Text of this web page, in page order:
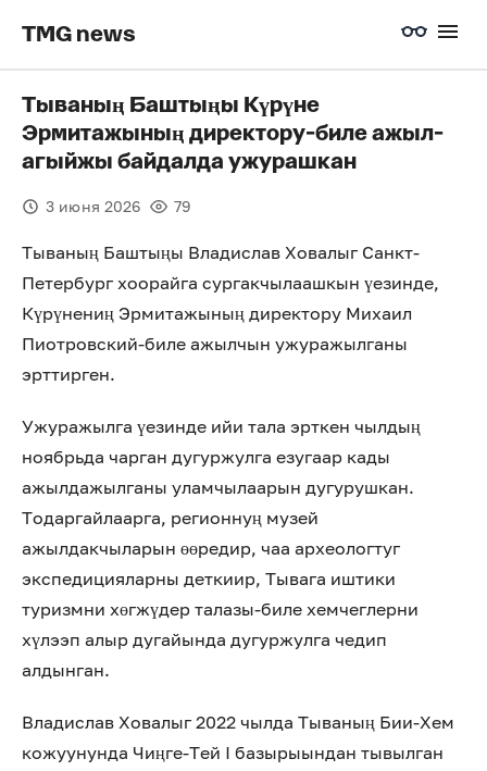
TMG news
Тываның Баштыңы Күрүне
Эрмитажының директору-биле ажыл-
агыйжы байдалда ужурашкан
3 июня 2026 79
Тываның Баштыңы Владислав Ховалыг Санкт-
Петербург хоорайга сургакчылаашкын үезинде,
Күрүнениң Эрмитажының директору Михаил
Пиотровский-биле ажылчын ужуражылганы
эрттирген.
Ужуражылга үезинде ийи тала эрткен чылдың
ноябрьда чарган дугуржулга езугаар кады
ажылдажылганы уламчылаарын дугурушкан.
Тодаргайлаарга, регионнуң музей
ажылдакчыларын өөредир, чаа археологтуг
экспедицияларны деткиир, Тывага иштики
туризмни хөгжүдер талазы-биле хемчеглерни
хүлээп алыр дугайында дугуржулга чедип
алдынган.
Владислав Ховалыг 2022 чылда Тываның Бии-Хем
кожуунунда Чиңге-Тей I базырыындан тывылган